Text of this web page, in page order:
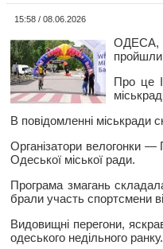
15:58 / 08.06.2026
ОДЕСА,
пройшли
Про це
В повідомленні міськради
Організатори велогонки —
Одеської міської ради.
Програма змагань
брали участь спортсмени
Видовищні перегони,
одеського недільного ранку.